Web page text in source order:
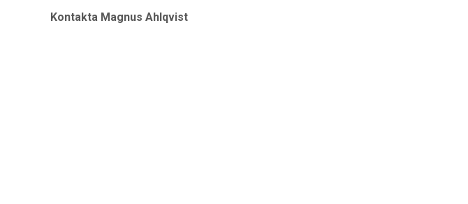
Kontakta Magnus Ahlqvist